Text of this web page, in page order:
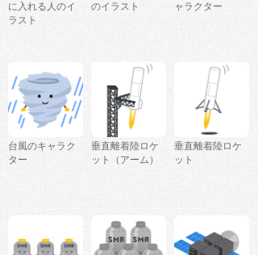
に入れる人のイ
ラスト
のイラスト
ャラクター
台風のキャラク
ター
垂直離着陸ロケ
ット（アーム）
垂直離着陸ロケ
ット